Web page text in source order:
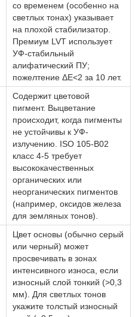
со временем (особенно на
светлых тонах) указывает
на плохой стабилизатор.
Премиум LVT использует
УФ-стабильный
алифатический ПУ;
пожелтение ΔE<2 за 10 лет.
Содержит цветовой
пигмент. Выцветание
происходит, когда пигменты
не устойчивы к УФ-
излучению. ISO 105-B02
класс 4-5 требует
высококачественных
органических или
неорганических пигментов
(например, оксидов железа
для земляных тонов).
Цвет основы (обычно серый
или черный) может
просвечивать в зонах
интенсивного износа, если
износный слой тонкий (>0,3
мм). Для светлых тонов
укажите толстый износный